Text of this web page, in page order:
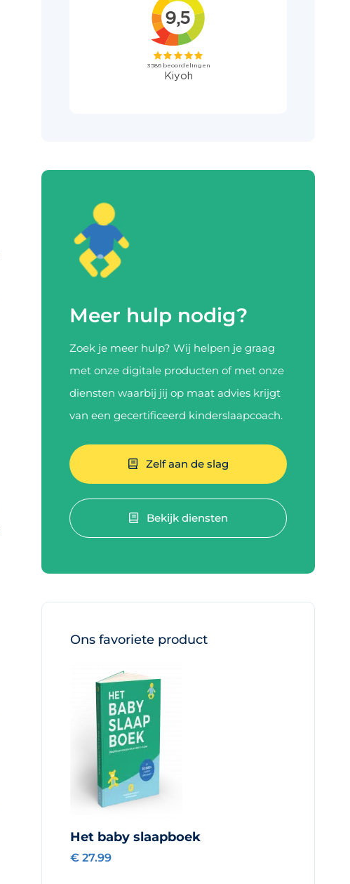
Meer hulp nodig?
Zoek je meer hulp? Wij helpen je graag
met onze digitale producten of met onze
diensten waarbij jij op maat advies krijgt
van een gecertificeerd kinderslaapcoach.
Zelf aan de slag
Bekijk diensten
Ons favoriete product
Het baby slaapboek
€ 27.99